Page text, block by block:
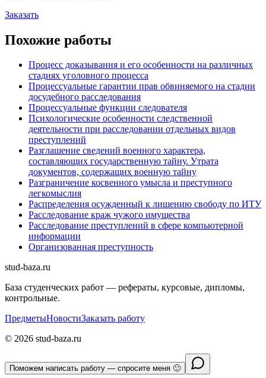
Заказать
Похожие работы
Процесс доказывания и его особенности на различных
стадиях уголовного процесса
Процессуальные гарантии прав обвиняемого на стадии
досудебного расследования
Процессуальные функции следователя
Психологические особенности следственной
деятельности при расследовании отдельных видов
преступлений
Разглашение сведений военного характера,
составляющих государственную тайну. Утрата
документов, содержащих военную тайну
Разграничение косвенного умысла и преступного
легкомыслия
Распределения осужденный к лишению свободу по ИТУ
Расследование краж чужого имущества
Расследование преступлений в сфере компьютерной
информации
Организованная преступность
stud-baza.ru
База студенческих работ — рефераты, курсовые, дипломы,
контрольные.
ПредметыНовостиЗаказать работу
© 2026 stud-baza.ru
Оставьте заявку и сдайте на отлично 🥳